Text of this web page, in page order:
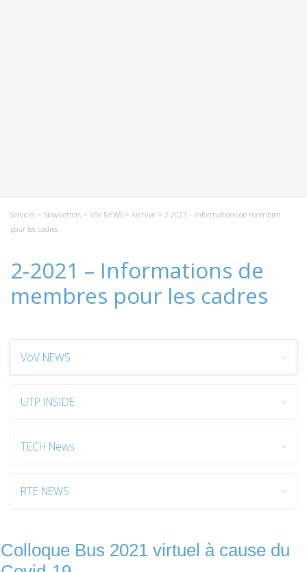
Services > Newsletters > VöV NEWS > Archive > 2-2021 – Informations de membres
pour les cadres
2-2021 – Informations de
membres pour les cadres
VöV NEWS
UTP INSIDE
TECH News
RTE NEWS
Colloque Bus 2021 virtuel à cause du